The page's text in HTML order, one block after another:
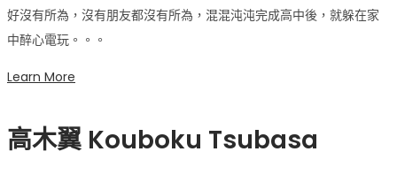
好沒有所為，沒有朋友都沒有所為，混混沌沌完成高中後，就躲在家
中醉心電玩。。。
Learn More
高木翼 Kouboku Tsubasa